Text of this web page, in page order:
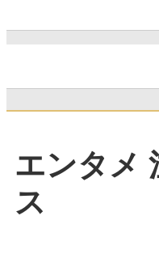
エンタメ
ス